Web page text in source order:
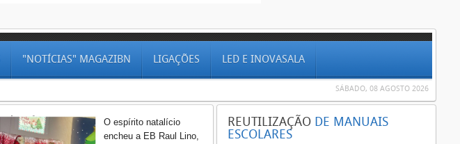
"NOTÍCIAS" MAGAZIBN LIGAÇÕES LED E INOVASALA
SÁBADO, 08 AGOSTO 2026
O espírito natalício
encheu a EB Raul Lino,
REUTILIZAÇÃO DE MANUAIS
ESCOLARES